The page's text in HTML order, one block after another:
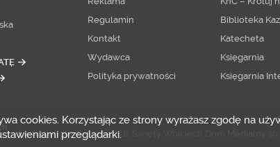
Regulamin
Kontakt
Wydawca
Polityka prywatności
Biblioteka
Katecheta
Księgarnia
Księgarnia
Copyright © 2014-2018
cookies. Korzystając ze strony wyrażasz zgodę na
przeglądarki.